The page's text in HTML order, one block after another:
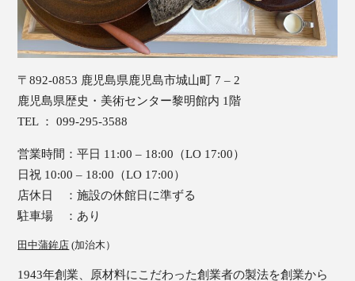
〒892-0853 鹿児島県鹿児島市城山町 7 – 2
鹿児島県歴史・美術センター黎明館内 1階
TEL ： 099-295-3588
営業時間：平日 11:00 – 18:00（LO 17:00）
日祝 10:00 – 18:00（LO 17:00）
店休日 ：施設の休館日に準ずる
駐車場 ：あり
田中蒲鉾店 (加治木）
1943年創業、原材料にこだわった創業者の製法を創業から